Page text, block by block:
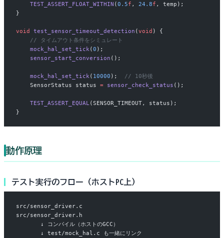
    TEST_ASSERT_FLOAT_WITHIN
(0.5f , 24.8f , temp);
}
void test_sensor_timeout_detection (void ) {
    // タイムアウト条件をシミュレート
    mock_hal_set_tick
(0 );
    sensor_start_conversion
();
    mock_hal_set_tick
( 10000 );
  // 10秒後
    SensorStatus status
= sensor_check_status ();
    TEST_ASSERT_EQUAL
(SENSOR_TIMEOUT, status);
}
動作原理
テスト実行のフロー（ホストPC上）
src/sensor_driver.c
src/sensor_driver.h
       ↓ コンパイル（ホストのGCC）
       ↓ test/mock_hal.c も一緒にリンク